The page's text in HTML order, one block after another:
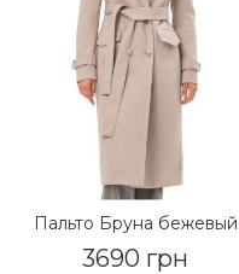
Пальто Бруна бежевый
3690 грн